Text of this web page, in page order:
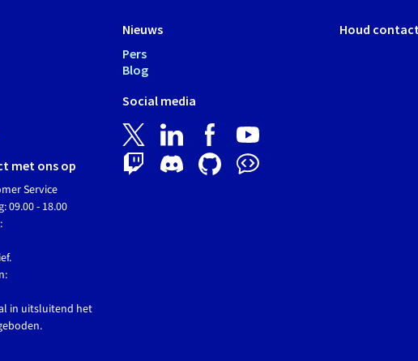
met ons op
Service
09.00 - 18.00
in uitsluitend het
Nieuws
Pers
Blog
Social media
Houd